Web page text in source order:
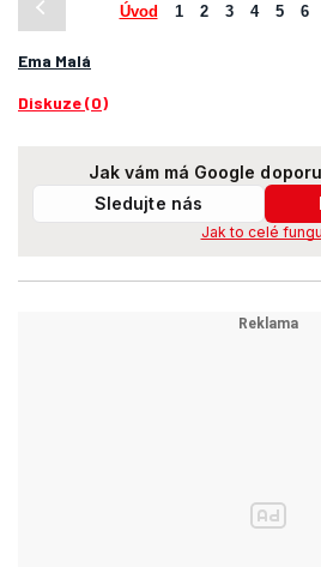
Úvod 1 2 3 4 5 6
Ema Malá
Diskuze (0)
Jak vám má Google
Sledujte nás
Jak to celé